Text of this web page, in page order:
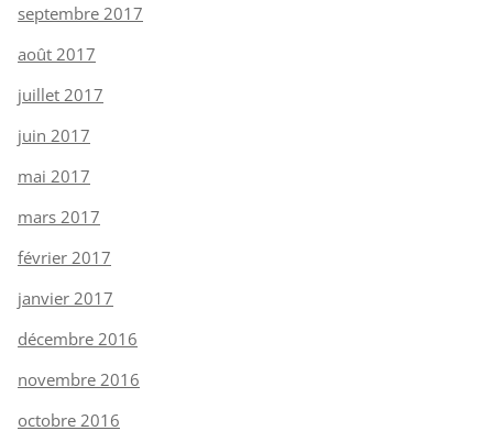
septembre 2017
août 2017
juillet 2017
juin 2017
mai 2017
mars 2017
février 2017
janvier 2017
décembre 2016
novembre 2016
octobre 2016